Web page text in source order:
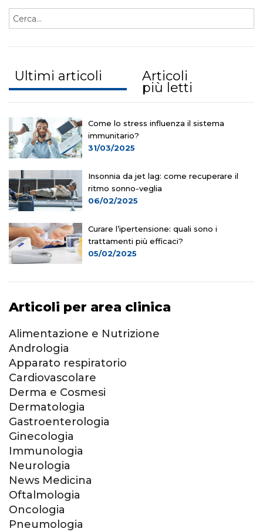
Ultimi articoli Articoli
più letti
Come lo stress influenza il sistema
immunitario?
31/03/2025
Insonnia da jet lag: come recuperare il
ritmo sonno-veglia
06/02/2025
Curare l’ipertensione: quali sono i
trattamenti più efficaci?
05/02/2025
Articoli per area clinica
Alimentazione e Nutrizione
Andrologia
Apparato respiratorio
Cardiovascolare
Derma e Cosmesi
Dermatologia
Gastroenterologia
Ginecologia
Immunologia
Neurologia
News Medicina
Oftalmologia
Oncologia
Pneumologia